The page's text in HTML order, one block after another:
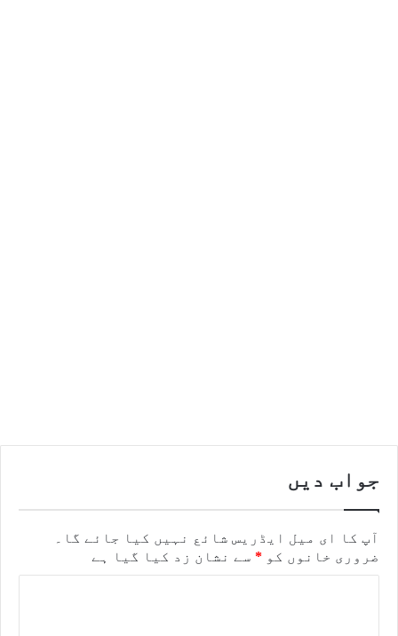
جواب دیں
آپ کا ای میل ایڈریس شائع نہیں کیا جائے گا۔
ضروری خانوں کو * سے نشان زد کیا گیا ہے